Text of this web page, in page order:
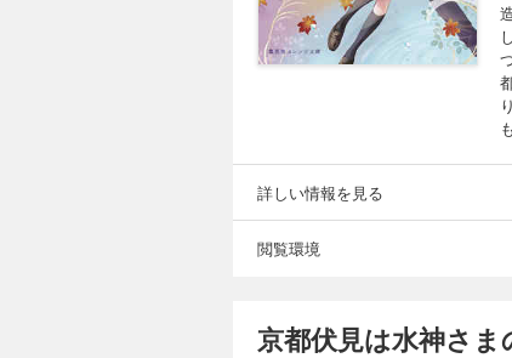
詳しい情報を見る
閲覧環境
京都伏見は水神さ